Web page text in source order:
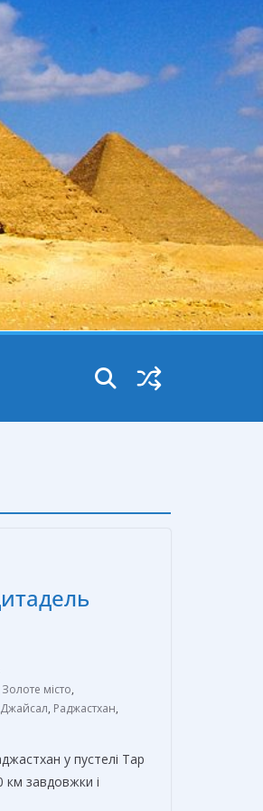
Золоте місто,
, Раджастхан,
у пустелі Тар
км завдовжки і